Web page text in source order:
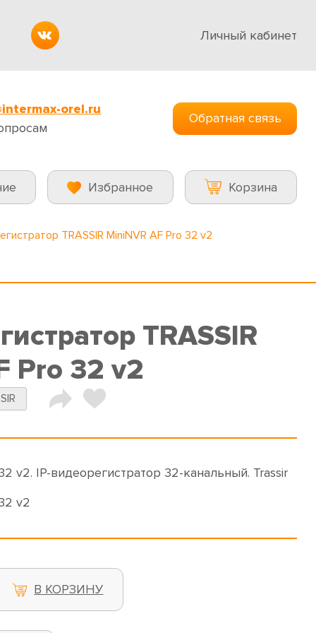
Личный кабинет
orel.ru
Обратная связь
Избранное Корзина
TRASSIR MiniNVR AF Pro 32 v2
TRASSIR
Pro 32 v2
v2. IP-видеорегистратор 32-канальный. Trassir
v2
В КОРЗИНУ